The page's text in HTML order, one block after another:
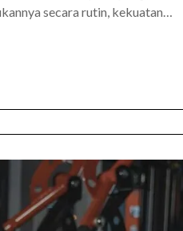
secara rutin, kekuatan…